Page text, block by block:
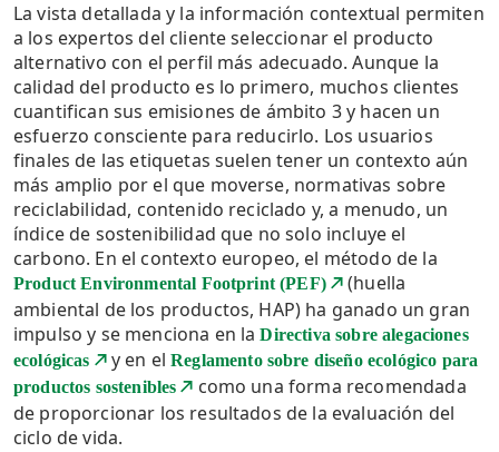
La vista detallada y la información contextual permiten
a los expertos del cliente seleccionar el producto
alternativo con el perfil más adecuado. Aunque la
calidad del producto es lo primero, muchos clientes
cuantifican sus emisiones de ámbito 3 y hacen un
esfuerzo consciente para reducirlo. Los usuarios
finales de las etiquetas suelen tener un contexto aún
más amplio por el que moverse, normativas sobre
reciclabilidad, contenido reciclado y, a menudo, un
índice de sostenibilidad que no solo incluye el
carbono. En el contexto europeo, el método de la
Product Environmental Footprint (PEF)
(huella
ambiental de los productos, HAP) ha ganado un gran
impulso y se menciona en laDirectiva sobre alegaciones
ecológicas
y en elReglamento sobre diseño ecológico para
productos sostenibles
como una forma recomendada
de proporcionar los resultados de la evaluación del
ciclo de vida.